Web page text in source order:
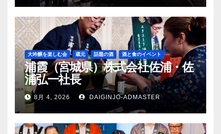
大吟醸を楽しむ会 蔵元 話題の酒 酒と食のイベント
浦霞（宮城県）株式会社佐浦・佐
浦弘一社長
8月 4, 2026 DAIGINJO-ADMASTER